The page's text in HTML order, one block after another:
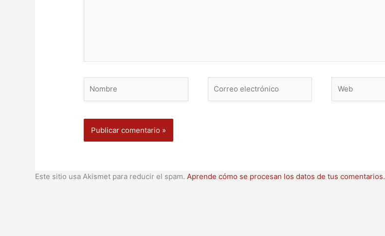
electrónico
Este sitio usa Akismet para reducir el spam. Aprende cómo se procesan los datos de tus comentarios.